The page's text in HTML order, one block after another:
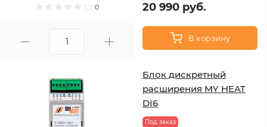
0 20 990 руб.
В корзину
Блок дискретный
расширения MY HEAT
DI6
Под заказ